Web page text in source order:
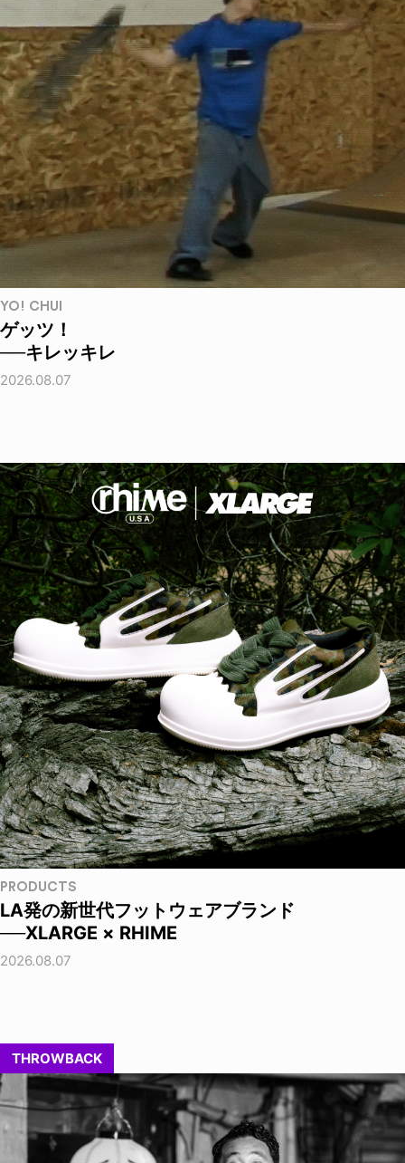
YO! CHUI
ゲッツ！
──キレッキレ
2026.08.07
PRODUCTS
LA発の新世代フットウェアブランド
──XLARGE × RHIME
2026.08.07
THROWBACK